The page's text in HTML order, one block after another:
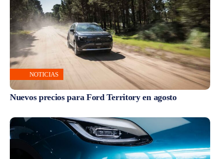
NOTICIAS
Nuevos precios para Ford Territory en agosto